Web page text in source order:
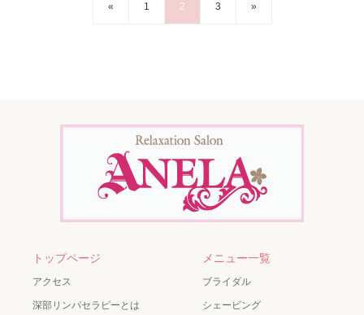
« 1 2 3 »
トップページ
アクセス
深部リンパセラピーとは
メニュー一覧
ブライダル
シェービング